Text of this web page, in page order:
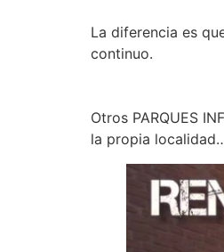
La diferencia es
continuo.
Otros PARQUES
la propia